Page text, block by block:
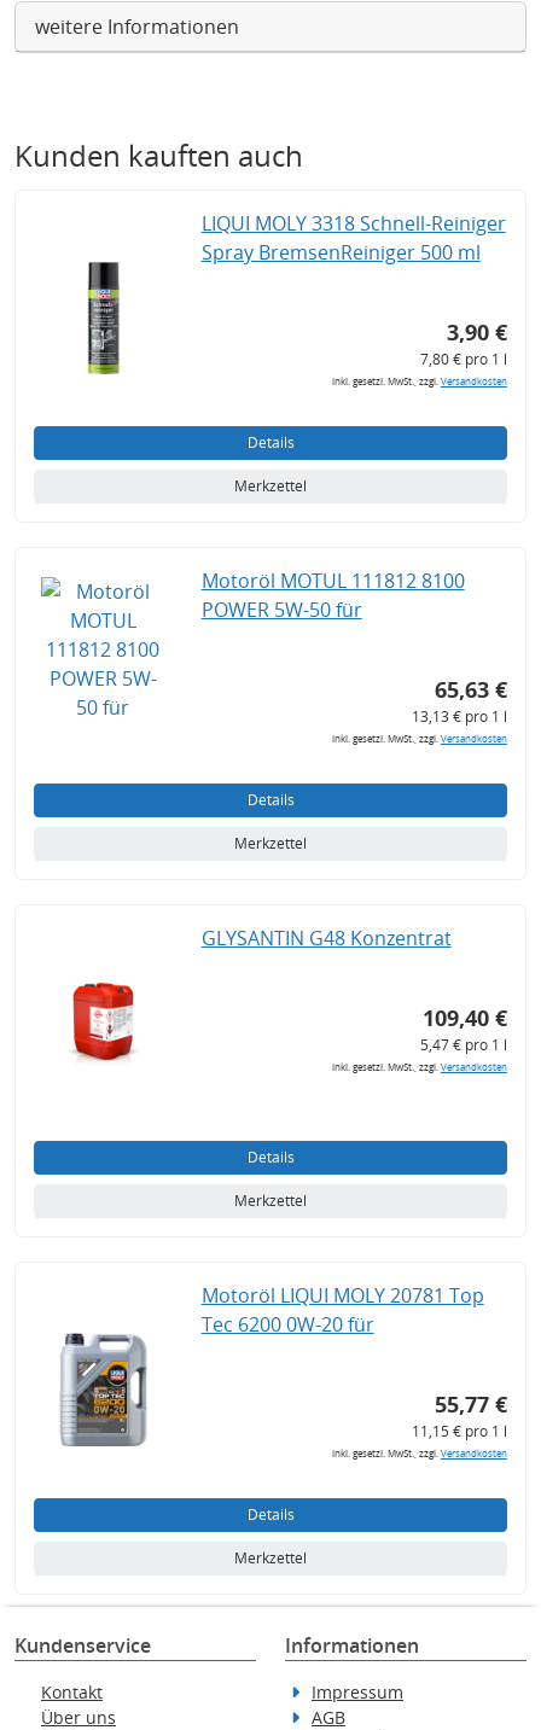
weitere Informationen
Kunden kauften auch
LIQUI MOLY 3318 Schnell-Reiniger
Spray BremsenReiniger 500 ml
3,90 €
7,80 € pro 1 l
inkl. gesetzl. MwSt., zzgl.Versandkosten
Details
Merkzettel
Motoröl MOTUL 111812 8100
POWER 5W-50 für
65,63 €
13,13 € pro 1 l
inkl. gesetzl. MwSt., zzgl.Versandkosten
Details
Merkzettel
GLYSANTIN G48 Konzentrat
109,40 €
5,47 € pro 1 l
inkl. gesetzl. MwSt., zzgl.Versandkosten
Details
Merkzettel
Motoröl LIQUI MOLY 20781 Top
Tec 6200 0W-20 für
55,77 €
11,15 € pro 1 l
inkl. gesetzl. MwSt., zzgl.Versandkosten
Details
Merkzettel
Kundenservice
Kontakt
Über uns
Informationen
Impressum
AGB